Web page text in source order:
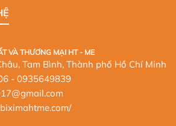
VÀ THƯƠNG MẠI HT - ME
Tam Bình, Thành phố Hồ Chí Minh
- 0935649839